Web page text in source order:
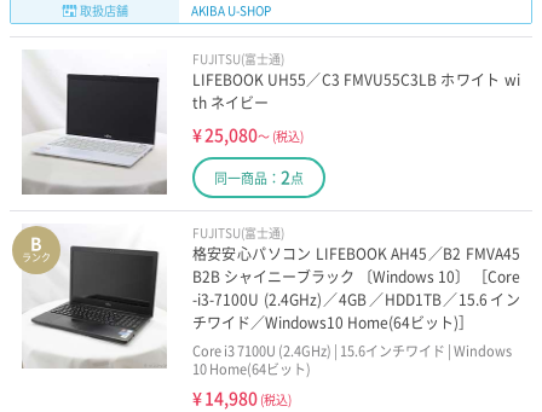
取扱店舗
AKIBA U-SHOP
FUJITSU(富士通)
LIFEBOOK UH55／C3 FMVU55C3LB ホワイト wi
th ネイビー
¥25,080～ (税込)
同一商品： 2点
B
ランク
FUJITSU(富士通)
格安安心パソコン LIFEBOOK AH45／B2 FMVA45
B2B シャイニーブラック 〔Windows 10〕 ［Core
-i3-7100U (2.4GHz)／4GB／HDD1TB／15.6イン
チワイド／Windows10 Home(64ビット)］
Core i3 7100U (2.4GHz) | 15.6インチワイド | Windows
10 Home(64ビット)
¥14,980 (税込)